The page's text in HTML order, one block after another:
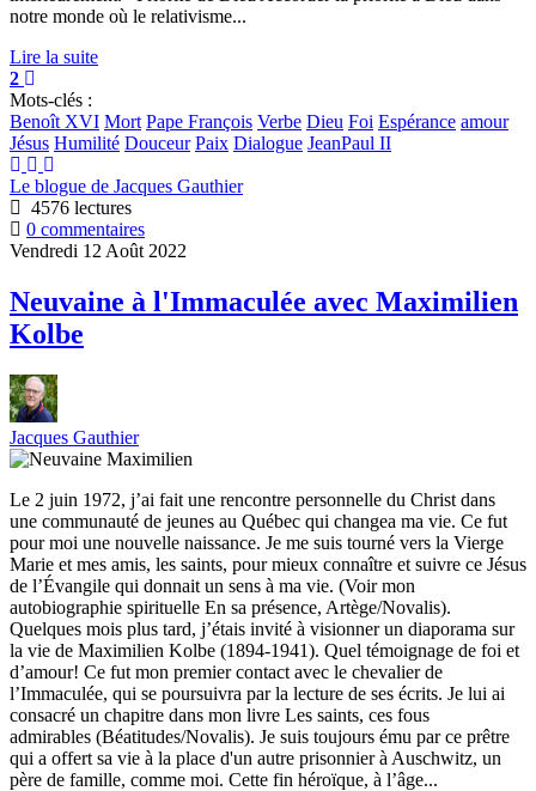
notre monde où le relativisme...
Lire la suite
2
Mots-clés :
Benoît XVI Mort Pape François Verbe Dieu Foi Espérance amour
Jésus Humilité Douceur Paix Dialogue JeanPaul II
Le blogue de Jacques Gauthier
4576 lectures
0 commentaires
Vendredi 12 Août 2022
Neuvaine à l'Immaculée avec Maximilien
Kolbe
Jacques Gauthier
Le 2 juin 1972, j’ai fait une rencontre personnelle du Christ dans
une communauté de jeunes au Québec qui changea ma vie. Ce fut
pour moi une nouvelle naissance. Je me suis tourné vers la Vierge
Marie et mes amis, les saints, pour mieux connaître et suivre ce Jésus
de l’Évangile qui donnait un sens à ma vie. (Voir mon
autobiographie spirituelle En sa présence, Artège/Novalis).
Quelques mois plus tard, j’étais invité à visionner un diaporama sur
la vie de Maximilien Kolbe (1894-1941). Quel témoignage de foi et
d’amour! Ce fut mon premier contact avec le chevalier de
l’Immaculée, qui se poursuivra par la lecture de ses écrits. Je lui ai
consacré un chapitre dans mon livre Les saints, ces fous
admirables (Béatitudes/Novalis). Je suis toujours ému par ce prêtre
qui a offert sa vie à la place d'un autre prisonnier à Auschwitz, un
père de famille, comme moi. Cette fin héroïque, à l’âge...